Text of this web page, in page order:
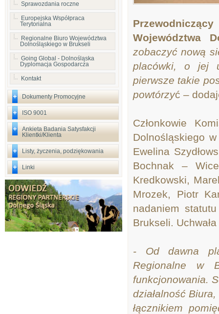
Sprawozdania roczne
Europejska Współpraca
Terytorialna
Regionalne Biuro Województwa
Dolnośląskiego w Brukseli
Going Global - Dolnośląska
Dyplomacja Gospodarcza
Kontakt
Dokumenty Promocyjne
ISO 9001
Ankieta Badania Satysfakcji
Klientki/Klienta
Listy, życzenia, podziękowania
Linki
Województwa
zobaczyć nową
placówki, o jej
pierwsze takie
powtórzyć –
Członkowie
Dolnośląskiego
Ewelina
Bochnak –
Kredkowski,
Mrozek, Piotr
nadaniem
Brukseli.
- Od dawna
Regionalne w
funkcjonowania.
działalność
łącznikiem